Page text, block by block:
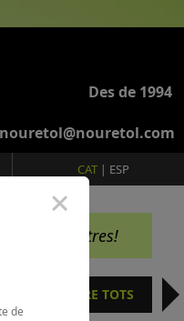
de
Des de 1994
nouretol@nouretol.com
CAT| ESP
amb nosaltres!
VEURE TOTS